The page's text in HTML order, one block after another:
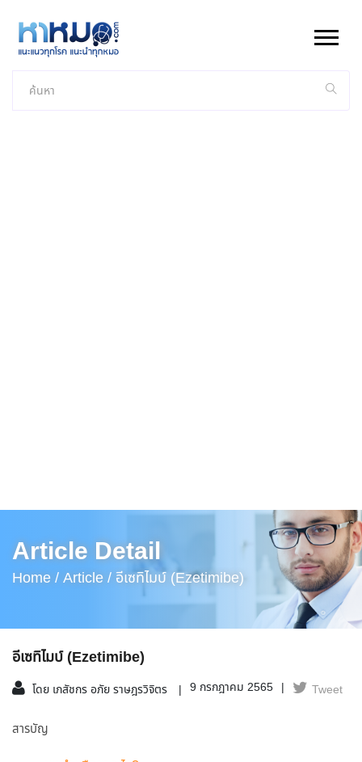
Article Detail
Home /Article / อีเซทิไมบ์ (Ezetimibe)
อีเซทิไมบ์ (Ezetimibe)
โดย เภสัชกร อภัย ราษฎรวิจิตร 9 กรกฎาคม 2565 Tweet
สารบัญ